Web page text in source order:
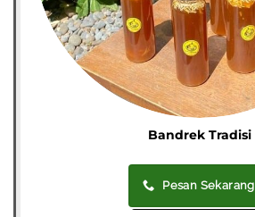
Bandrek Tradisi
Pesan Sekarang